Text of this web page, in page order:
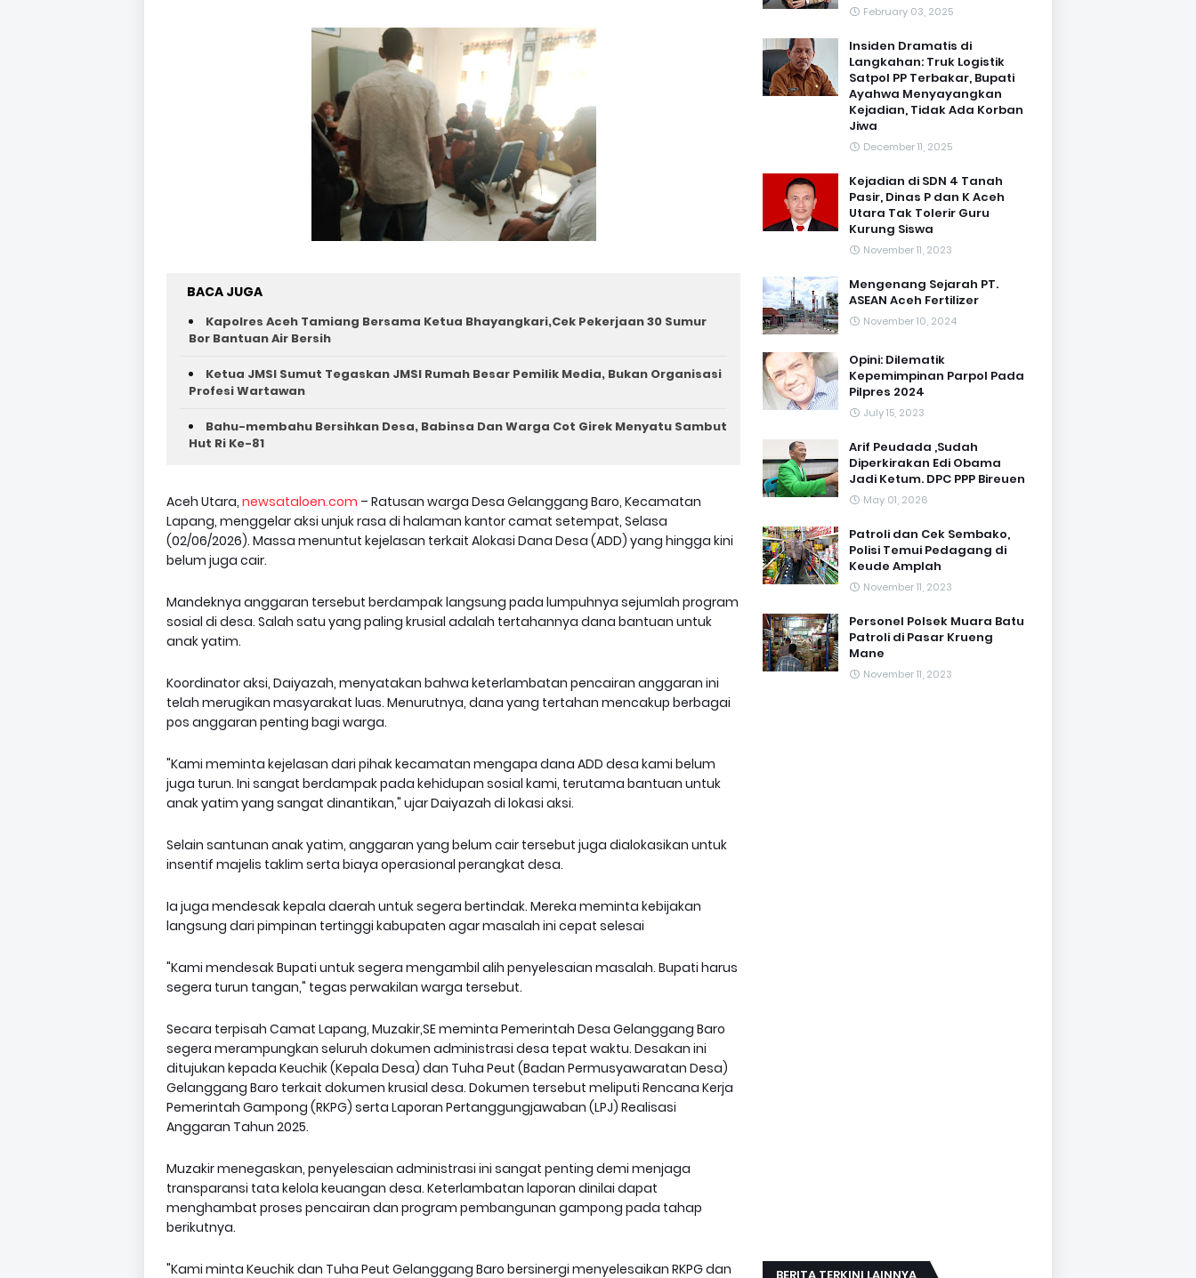
BACA JUGA
Kapolres Aceh Tamiang Bersama Ketua Bhayangkari,Cek Pekerjaan 30 Sumur
Bor Bantuan Air Bersih
Ketua JMSI Sumut Tegaskan JMSI Rumah Besar Pemilik Media, Bukan Organisasi
Profesi Wartawan
Bahu-membahu Bersihkan Desa, Babinsa Dan Warga Cot Girek Menyatu Sambut
Hut Ri Ke-81 ‎
Aceh Utara, newsataloen.com – Ratusan warga Desa Gelanggang Baro, Kecamatan
Lapang, menggelar aksi unjuk rasa di halaman kantor camat setempat, Selasa
(02/06/2026). Massa menuntut kejelasan terkait Alokasi Dana Desa (ADD) yang hingga kini
belum juga cair.
Mandeknya anggaran tersebut berdampak langsung pada lumpuhnya sejumlah program
sosial di desa. Salah satu yang paling krusial adalah tertahannya dana bantuan untuk
anak yatim.
Koordinator aksi, Daiyazah, menyatakan bahwa keterlambatan pencairan anggaran ini
telah merugikan masyarakat luas. Menurutnya, dana yang tertahan mencakup berbagai
pos anggaran penting bagi warga.
"Kami meminta kejelasan dari pihak kecamatan mengapa dana ADD desa kami belum
juga turun. Ini sangat berdampak pada kehidupan sosial kami, terutama bantuan untuk
anak yatim yang sangat dinantikan," ujar Daiyazah di lokasi aksi.
Selain santunan anak yatim, anggaran yang belum cair tersebut juga dialokasikan untuk
insentif majelis taklim serta biaya operasional perangkat desa.
Ia juga mendesak kepala daerah untuk segera bertindak. Mereka meminta kebijakan
langsung dari pimpinan tertinggi kabupaten agar masalah ini cepat selesai
"Kami mendesak Bupati untuk segera mengambil alih penyelesaian masalah. Bupati harus
segera turun tangan," tegas perwakilan warga tersebut.
Secara terpisah Camat Lapang, Muzakir,SE meminta Pemerintah Desa Gelanggang Baro
segera merampungkan seluruh dokumen administrasi desa tepat waktu. Desakan ini
ditujukan kepada Keuchik (Kepala Desa) dan Tuha Peut (Badan Permusyawaratan Desa)
Gelanggang Baro terkait dokumen krusial desa. Dokumen tersebut meliputi Rencana Kerja
Pemerintah Gampong (RKPG) serta Laporan Pertanggungjawaban (LPJ) Realisasi
Anggaran Tahun 2025.
Muzakir menegaskan, penyelesaian administrasi ini sangat penting demi menjaga
transparansi tata kelola keuangan desa. Keterlambatan laporan dinilai dapat
menghambat proses pencairan dan program pembangunan gampong pada tahap
berikutnya.
"Kami minta Keuchik dan Tuha Peut Gelanggang Baro bersinergi menyelesaikan RKPG dan
February 03, 2025
Insiden Dramatis di
Langkahan: Truk Logistik
Satpol PP Terbakar, Bupati
Ayahwa Menyayangkan
Kejadian, Tidak Ada Korban
Jiwa
December 11, 2025
Kejadian di SDN 4 Tanah
Pasir, Dinas P dan K Aceh
Utara Tak Tolerir Guru
Kurung Siswa
November 11, 2023
Mengenang Sejarah PT.
ASEAN Aceh Fertilizer
November 10, 2024
Opini: Dilematik
Kepemimpinan Parpol Pada
Pilpres 2024
July 15, 2023
Arif Peudada ,Sudah
Diperkirakan Edi Obama
Jadi Ketum. DPC PPP Bireuen
May 01, 2026
Patroli dan Cek Sembako,
Polisi Temui Pedagang di
Keude Amplah
November 11, 2023
Personel Polsek Muara Batu
Patroli di Pasar Krueng
Mane
November 11, 2023